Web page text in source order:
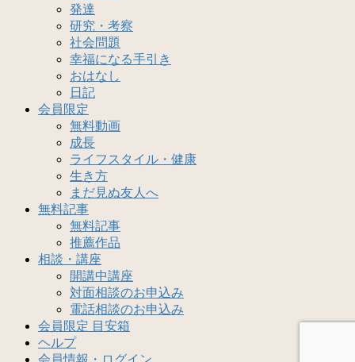
発達
研究・考察
社会問題
幸福になる手引き
おはなし
日記
会員限定
無料動画
成長
ライフスタイル・健康
生き方
まだ見ぬ友人へ
無料記事
無料記事
推薦作品
相談・講座
開講中講座
対面相談のお申込み
電話相談のお申込み
会員限定 目安箱
ヘルプ
会員情報・ログイン